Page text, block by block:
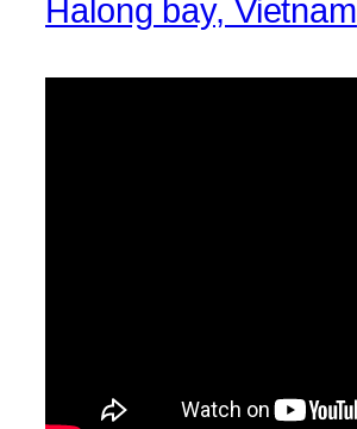
Halong bay, Vietnam